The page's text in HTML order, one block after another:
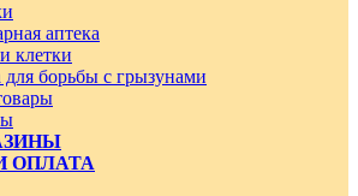
аптека
клетки
для борьбы с грызунами
ОПЛАТА